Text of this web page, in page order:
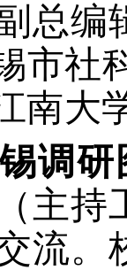
总编
市社
南大
调研
（ 主持
流。